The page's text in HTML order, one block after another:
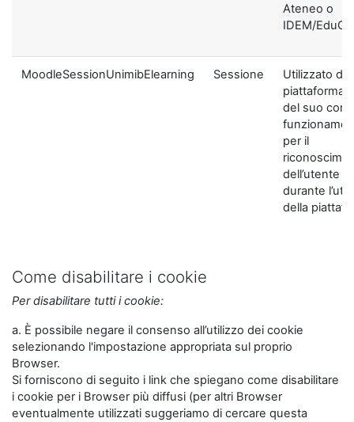
Ateneo o
IDEM/
MoodleSessionUnimibElearning Sessione
Utilizzato
piattaforma
del suo
per il
dell’utente
durante
della
Come disabilitare i cookie
Per disabilitare tutti i cookie:
a. È possibile negare il consenso all’utilizzo dei cookie
selezionando l'impostazione appropriata sul proprio
Browser.
Si forniscono di seguito i link che spiegano come disabilitare
i cookie per i Browser più diffusi (per altri Browser
eventualmente utilizzati suggeriamo di cercare questa